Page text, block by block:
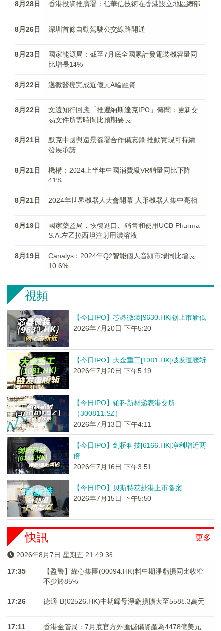
8月28日 香港投資推廣署：信華信技術在香港設立地區總部
8月26日 深圳首條自動駕駛公交線路開通
8月23日
國家能源局：截至7月底全國累計發電裝機容量同
比增長14%
8月22日 邁微醫療完成近億元A輪融資
8月22日
文遠知行回應「推遲納斯達克IPO」傳聞：更新交
易文件所需時間比預期要長
8月21日
默克中國與遠景簽署合作備忘錄 推動實現可持續
發展承諾
8月21日
機構：2024上半年中國消費級VR銷量同比下降
41%
8月21日 2024年世界機器人大會開幕 人形機器人集中亮相
8月19日
國家藥監局：恢復進口、銷售和使用UCB Pharma
S.A.左乙拉西坦注射用濃溶液
8月19日
Canalys：2024年Q2智能個人音頻市場同比增長
10.6%
視頻
【今日IPO】芯碁微装[9630.HK]创上市新低
2026年7月20日 下午5:20
【今日IPO】大金重工[1081.HK]破发遭腰斩
2026年7月20日 下午5:19
【今日IPO】铂科新材递表港交所
（300811.SZ）
2026年7月13日 下午4:11
【今日IPO】剑桥科技[6166.HK]净利增近两
倍
2026年7月16日 下午3:51
【今日IPO】贝斯特获赴港上市备案
2026年7月15日 下午5:50
更多
快訊
2026年8月7日 星期五 21:49:36
17:35
【盈警】綠心集團(00094.HK)料中期淨虧損同比收窄
不少於85%
17:26 德適-B(02526.HK)中期歸母淨虧損擴大至5588.3萬元
17:11 香港金管局：7月底官方外匯儲備資產為4478億美元